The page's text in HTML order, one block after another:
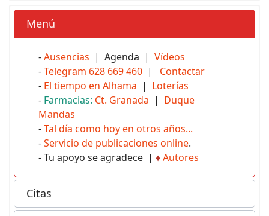
Menú
-Ausencias | Agenda | Vídeos
-Telegram 628 669 460 | Contactar
- El tiempo en Alhama | Loterías
- Farmacias: Ct. Granada | Duque
Mandas
-Tal día como hoy en otros años...
-Servicio de publicaciones online.
- Tu apoyo se agradece | ♦Autores
Citas